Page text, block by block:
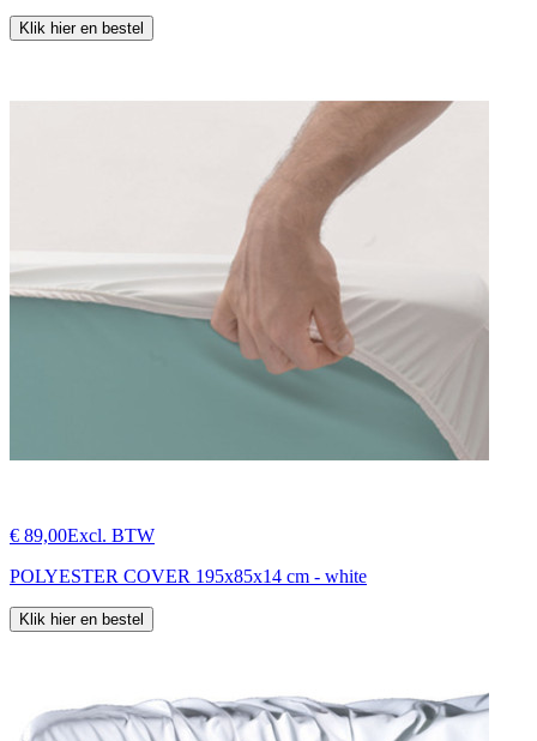
Klik hier en bestel
€ 89,00Excl. BTW
POLYESTER COVER 195x85x14 cm - white
Klik hier en bestel